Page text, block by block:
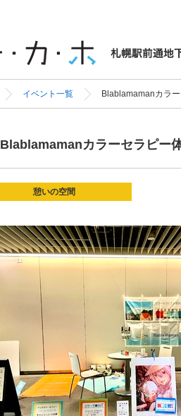
イベント一覧 Blablamamanカラ
Blablamamanカラーセラピー
憩いの空間